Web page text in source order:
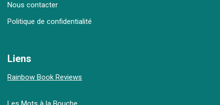
Nous contacter
Politique de confidentialité
Liens
Rainbow Book Reviews